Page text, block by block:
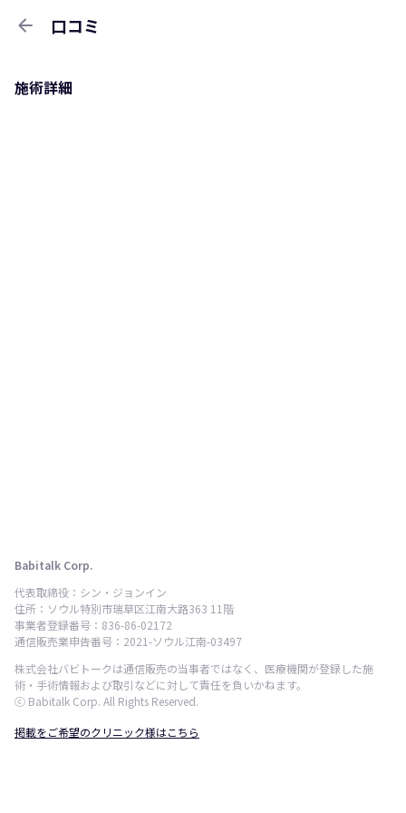
arrow_back 口コミ
施術詳細
Babitalk Corp.
代表取締役：シン・ジョンイン
住所：ソウル特別市瑞草区江南大路363 11階
事業者登録番号：836-86-02172
通信販売業申告番号：2021-ソウル江南-03497
株式会社バビトークは通信販売の当事者ではなく、医療機関が登録した施
術・手術情報および取引などに対して責任を負いかねます。
ⓒ Babitalk Corp. All Rights Reserved.
掲載をご希望のクリニック様はこちら